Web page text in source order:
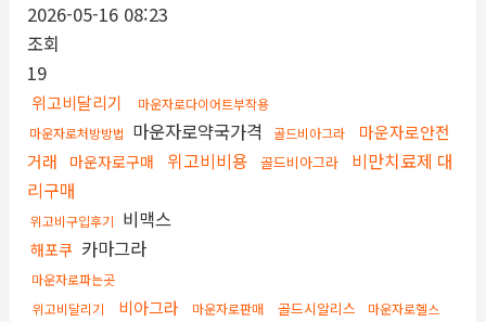
2026-05-16 08:23
조회
19
위고비달리기
마운자로다이어트부작용
마운자로처방방법 마운자로약국가격 골드비아그라
마운자로안전
거래
마운자로구매 위고비비용 골드비아그라
비만치료제 대
리구매
위고비구입후기 비맥스
해포쿠 카마그라
마운자로파는곳
위고비달리기
비아그라 마운자로판매 골드시알리스 마운자로헬스